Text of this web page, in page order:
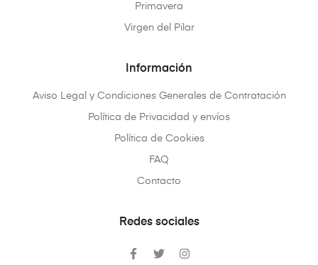
Primavera
Virgen del Pilar
Información
Aviso Legal y Condiciones Generales de Contratación
Política de Privacidad y envíos
Política de Cookies
FAQ
Contacto
Redes sociales